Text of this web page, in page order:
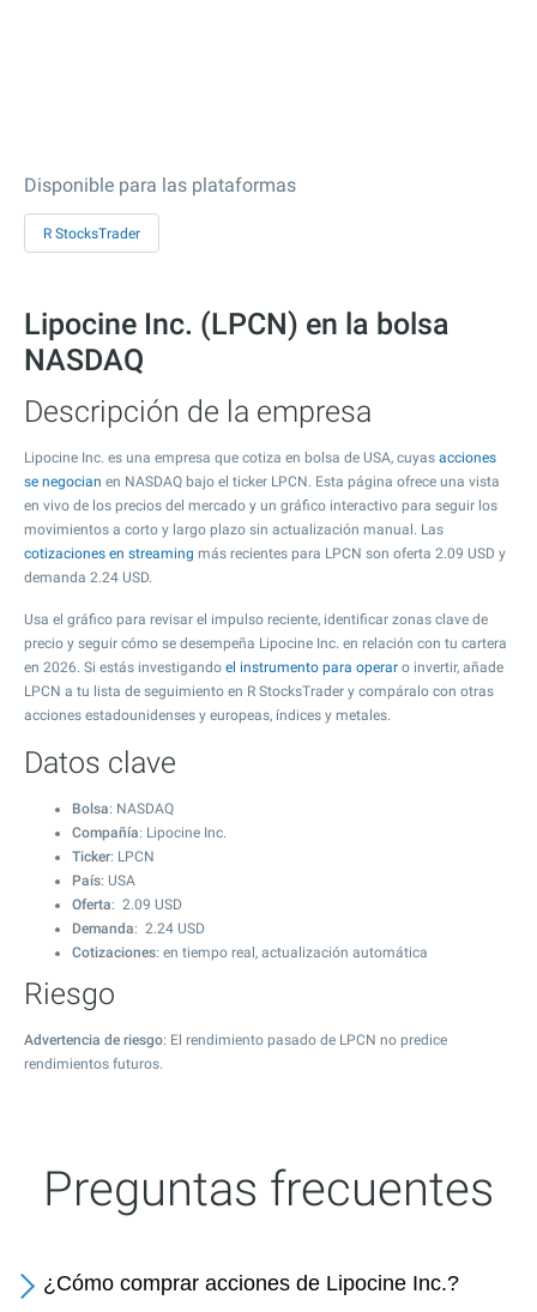
Disponible para las plataformas
R StocksTrader
Lipocine Inc. (LPCN) en la bolsa
NASDAQ
Descripción de la empresa
Lipocine Inc. es una empresa que cotiza en bolsa de USA, cuyas acciones
se negocian en NASDAQ bajo el ticker LPCN. Esta página ofrece una vista
en vivo de los precios del mercado y un gráfico interactivo para seguir los
movimientos a corto y largo plazo sin actualización manual. Las
cotizaciones en streaming más recientes para LPCN son oferta 2.09 USD y
demanda 2.24 USD.
Usa el gráfico para revisar el impulso reciente, identificar zonas clave de
precio y seguir cómo se desempeña Lipocine Inc. en relación con tu cartera
en 2026. Si estás investigando el instrumento para operar o invertir, añade
LPCN a tu lista de seguimiento en R StocksTrader y compáralo con otras
acciones estadounidenses y europeas, índices y metales.
Datos clave
Bolsa: NASDAQ
Compañía: Lipocine Inc.
Ticker: LPCN
País: USA
Oferta: 2.09 USD
Demanda: 2.24 USD
Cotizaciones: en tiempo real, actualización automática
Riesgo
Advertencia de riesgo: El rendimiento pasado de LPCN no predice
rendimientos futuros.
Preguntas frecuentes
¿Cómo comprar acciones de Lipocine Inc.?